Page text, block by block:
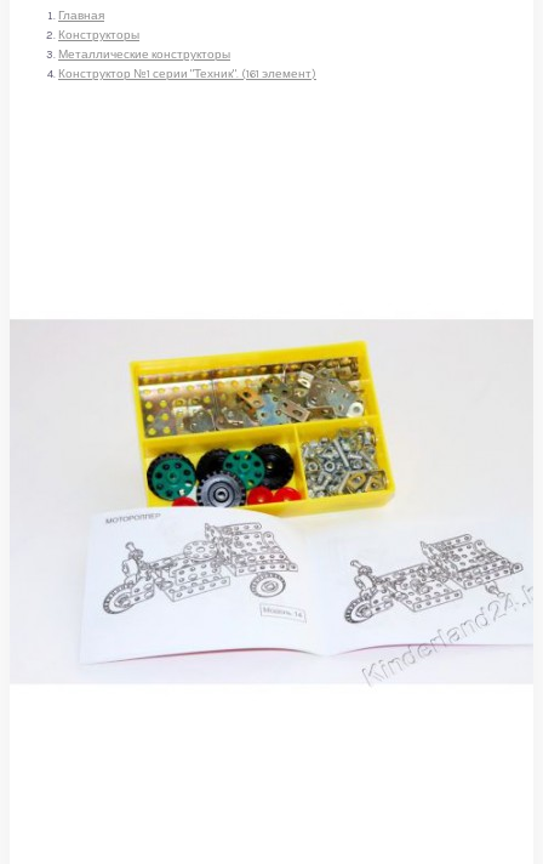
Главная
Конструкторы
Металлические конструкторы
Конструктор №1 серии "Техник". (161 элемент)